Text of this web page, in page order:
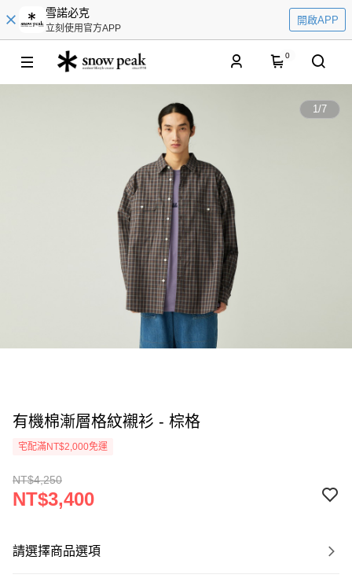
雪諾必克
立刻使用官方APP
開啟APP
0
1/7
有機棉漸層格紋襯衫 - 棕格
宅配滿NT$2,000免運
NT$4,250
NT$3,400
請選擇商品選項